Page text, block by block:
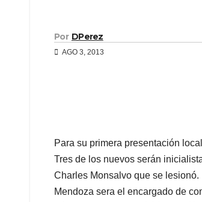
Por DPerez
AGO 3, 2013
Para su primera presentación
Tres de los nuevos serán
Charles Monsalvo que se lesionó.
Mendoza sera el encargado de